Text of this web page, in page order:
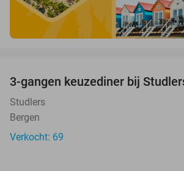
3-gangen keuzediner bij
Studlers
Bergen
Verkocht: 69